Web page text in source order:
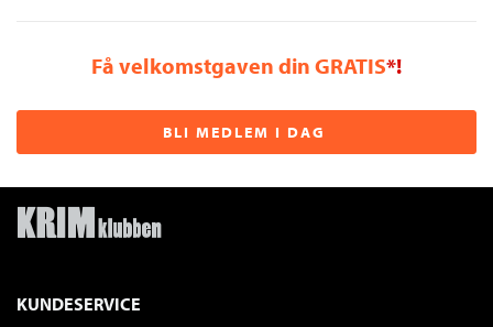
Få velkomstgaven din GRATIS*!
BLI MEDLEM I DAG
KUNDESERVICE